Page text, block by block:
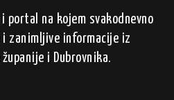
portal na kojem svakodnevno
zanimljive informacije iz
i Dubrovnika.